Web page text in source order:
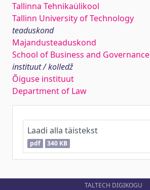
Tallinna Tehnikaülikool
Tallinn University of Technology
teaduskond
Majandusteaduskond
School of Business and Governance
instituut / kolledž
Õiguse instituut
Department of Law
Laadi alla täistekst
pdf 340 KB
TALTECH DIGIKOGU